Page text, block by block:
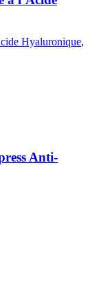
Hyaluronique,
Anti-